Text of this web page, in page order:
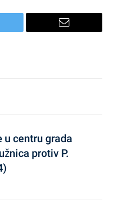
Email
u centru grada
protiv P.